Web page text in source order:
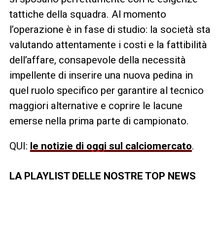
tattiche della squadra. Al momento
l’operazione è in fase di studio: la società sta
valutando attentamente i costi e la fattibilità
dell’affare, consapevole della necessità
impellente di inserire una nuova pedina in
quel ruolo specifico per garantire al tecnico
maggiori alternative e coprire le lacune
emerse nella prima parte di campionato.
QUI: le notizie di oggi sul calciomercato.
LA PLAYLIST DELLE NOSTRE TOP NEWS